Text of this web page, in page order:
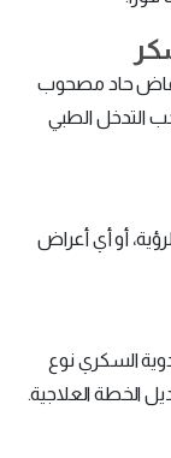
حاد مصحوب
التدخل الطبي
أو أي أعراض
السكري نوع
الخطة العلاجية.